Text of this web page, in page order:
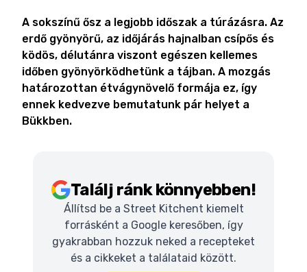
A sokszínű ősz a legjobb időszak a túrázásra. Az
erdő gyönyörű, az időjárás hajnalban csípős és
ködös, délutánra viszont egészen kellemes
időben gyönyörködhetünk a tájban. A mozgás
határozottan étvágynövelő formája ez, így
ennek kedvezve bemutatunk pár helyet a
Bükkben.
Találj ránk könnyebben!
Állítsd be a Street Kitchent kiemelt
forrásként a Google keresőben, így
gyakrabban hozzuk neked a recepteket
és a cikkeket a találataid között.